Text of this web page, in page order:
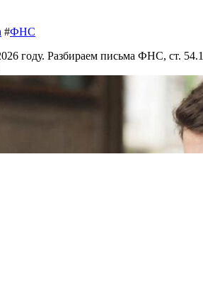
#ФНС
году. Разбираем письма ФНС, ст.